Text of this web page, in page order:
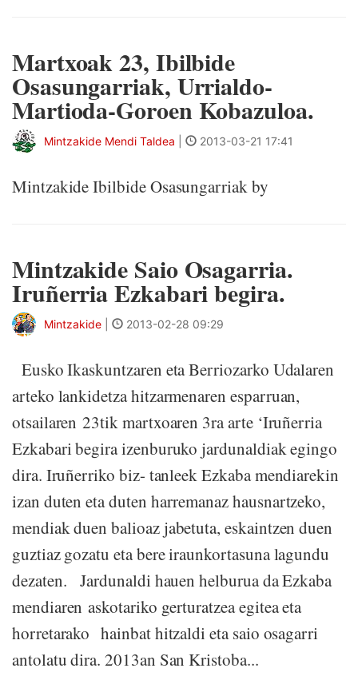
Martxoak 23, Ibilbide
Osasungarriak, Urrialdo-
Martioda-Goroen Kobazuloa.
Mintzakide Mendi Taldea 2013-03-21 17:41
Mintzakide Ibilbide Osasungarriak by
Mintzakide Saio Osagarria.
Iruñerria Ezkabari begira.
Mintzakide 2013-02-28 09:29
Eusko Ikaskuntzaren eta Berriozarko Udalaren
arteko lankidetza hitzarmenaren esparruan,
otsailaren 23tik martxoaren 3ra arte ‘Iruñerria
Ezkabari begira izenburuko jardunaldiak egingo
dira. Iruñerriko biz- tanleek Ezkaba mendiarekin
izan duten eta duten harremanaz hausnartzeko,
mendiak duen balioaz jabetuta, eskaintzen duen
guztiaz gozatu eta bere iraunkortasuna lagundu
dezaten. Jardunaldi hauen helburua da Ezkaba
mendiaren askotariko gerturatzea egitea eta
horretarako hainbat hitzaldi eta saio osagarri
antolatu dira. 2013an San Kristoba...